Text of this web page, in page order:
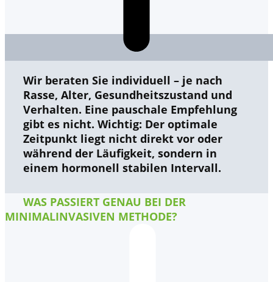
Wir beraten Sie individuell – je nach
Rasse, Alter, Gesundheitszustand und
Verhalten. Eine pauschale Empfehlung
gibt es nicht. Wichtig: Der optimale
Zeitpunkt liegt nicht direkt vor oder
während der Läufigkeit, sondern in
einem hormonell stabilen Intervall.
WAS PASSIERT GENAU BEI DER
MINIMALINVASIVEN METHODE?